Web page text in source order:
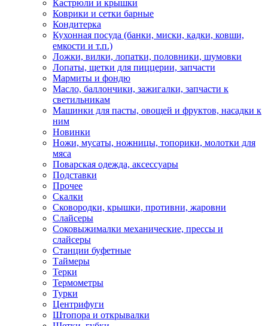
Кастрюли и крышки
Коврики и сетки барные
Кондитерка
Кухонная посуда (банки, миски, кадки, ковши,
емкости и т.п.)
Ложки, вилки, лопатки, половники, шумовки
Лопаты, щетки для пиццерии, запчасти
Мармиты и фондю
Масло, баллончики, зажигалки, запчасти к
светильникам
Машинки для пасты, овощей и фруктов, насадки к
ним
Новинки
Ножи, мусаты, ножницы, топорики, молотки для
мяса
Поварская одежда, аксессуары
Подставки
Прочее
Скалки
Сковородки, крышки, противни, жаровни
Слайсеры
Соковыжималки механические, прессы и
слайсеры
Станции буфетные
Таймеры
Терки
Термометры
Турки
Центрифуги
Штопора и открывалки